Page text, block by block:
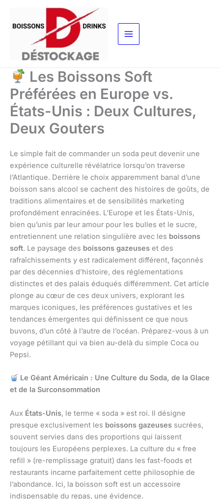
contenu
Les Boissons Soft
Préférées en Europe vs.
États-Unis : Deux Cultures,
Deux Gouters
Le simple fait de commander un soda peut devenir une
expérience culturelle révélatrice lorsqu’on traverse
l’Atlantique. Derrière le choix apparemment banal d’une
boisson sans alcool se cachent des histoires de goûts, de
traditions alimentaires et de sensibilités marketing
profondément enracinées. L’Europe et les États-Unis,
bien qu’unis par leur amour pour les bulles et le sucre,
entretiennent une relation singulière avec les boissons
soft. Le paysage des boissons gazeuses et des
rafraîchissements y est radicalement différent, façonnés
par des décennies d’histoire, des réglementations
distinctes et des palais éduqués différemment. Cet article
plonge au cœur de ces deux univers, explorant les
marques iconiques, les préférences gustatives et les
tendances émergentes qui définissent ce que nous
buvons, d’un côté à l’autre de l’océan. Préparez-vous à un
voyage pétillant qui va bien au-delà du simple Coca ou
Pepsi.
Le Géant Américain : Une Culture du Soda, de la Glace
et de la Surconsommation
Aux États-Unis, le terme « soda » est roi. Il désigne
presque exclusivement les boissons gazeuses sucrées,
souvent servies dans des proportions qui laissent
toujours les Européens perplexes. La culture du « free
refill » (re-remplissage gratuit) dans les fast-foods et
restaurants incarne parfaitement cette philosophie de
l’abondance. Ici, la boisson soft est un accessoire
indispensable du repas, une évidence.